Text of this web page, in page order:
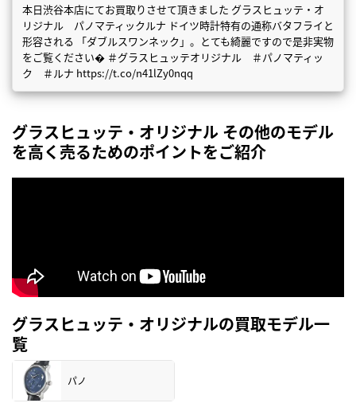
本日渋谷本店にてお買取りさせて頂きました グラスヒュッテ・オ
リジナル パノマティックルナ ドイツ時計特有の通称バタフライと
形容される 「ダブルスワンネック」。とても綺麗ですので是非実物
をご覧ください� ＃グラスヒュッテオリジナル ＃パノマティッ
ク ＃ルナ https://t.co/n41lZy0nqq
グラスヒュッテ・オリジナル その他のモデル
を高く売るためのポイントをご紹介
グラスヒュッテ・オリジナルの買取モデル一
覧
パノ